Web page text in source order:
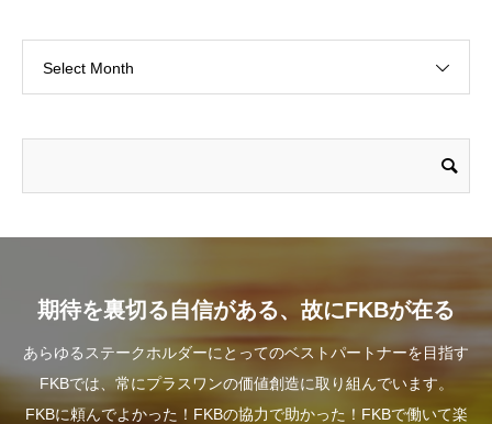
Select Month
期待を裏切る自信がある、故にFKBが在る
あらゆるステークホルダーにとってのベストパートナーを目指す
FKBでは、常にプラスワンの価値創造に取り組んでいます。
FKBに頼んでよかった！FKBの協力で助かった！FKBで働いて楽